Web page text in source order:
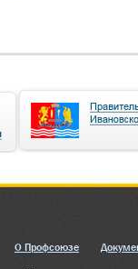
О Профсоюзе